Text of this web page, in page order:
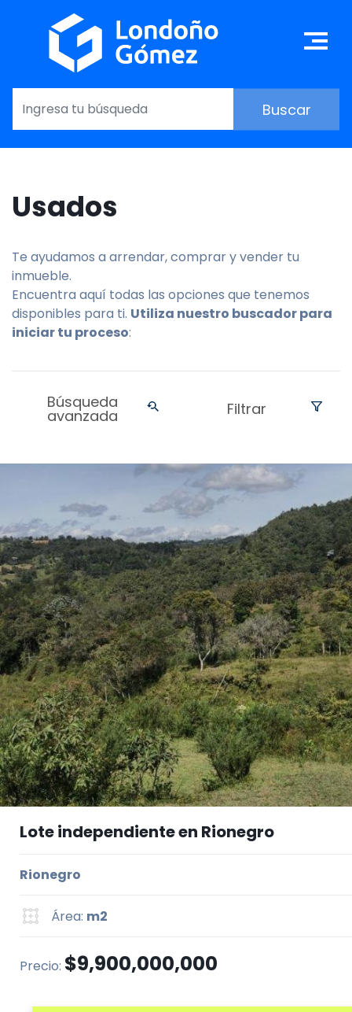
to
main
Usados
Te ayudamos a arrendar, comprar y vender tu
inmueble.
Encuentra aquí todas las opciones que tenemos
disponibles para ti. Utiliza nuestro buscador para
iniciar tu proceso:
Búsqueda
avanzada Filtrar
Lote independiente en Rionegro
Rionegro
Área: m2
Precio: $9,900,000,000